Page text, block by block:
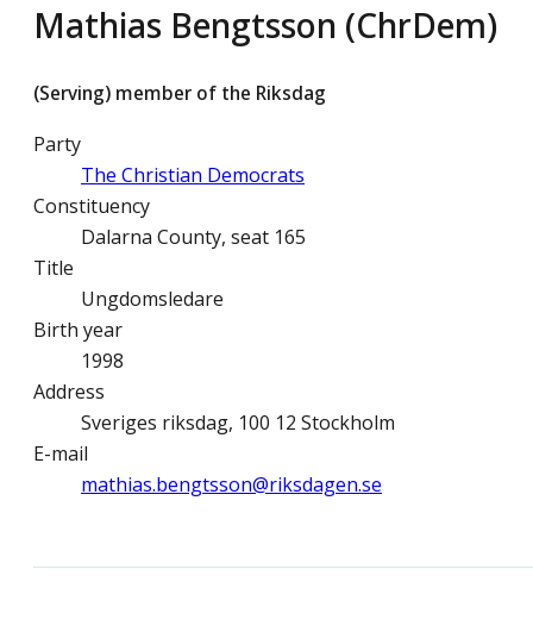
Mathias Bengtsson (ChrDem)
(Serving) member of the Riksdag
Party
The Christian Democrats
Constituency
Dalarna County, seat 165
Title
Ungdomsledare
Birth year
1998
Address
Sveriges riksdag, 100 12 Stockholm
E-mail
mathias.bengtsson@­riksdagen.se